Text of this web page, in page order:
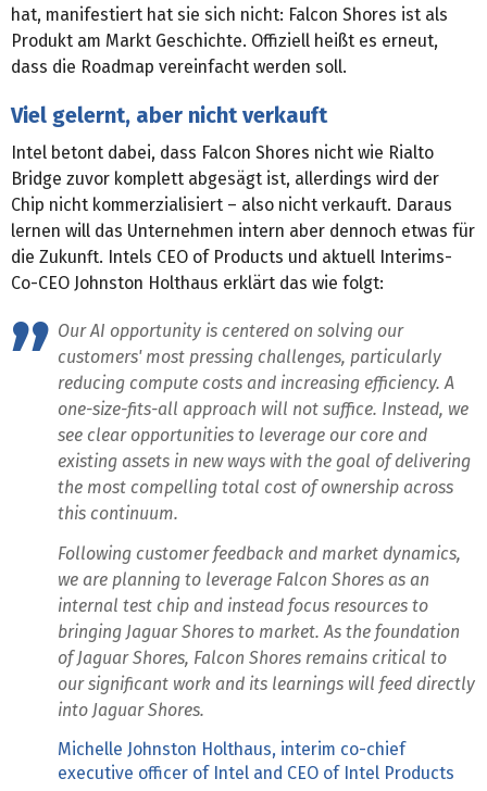
hat, manifestiert hat sie sich nicht: Falcon Shores ist als
Produkt am Markt Geschichte. Offiziell heißt es erneut,
dass die Roadmap vereinfacht werden soll.
Viel gelernt, aber nicht verkauft
Intel betont dabei, dass Falcon Shores nicht wie Rialto
Bridge zuvor komplett abgesägt ist, allerdings wird der
Chip nicht kommerzialisiert – also nicht verkauft. Daraus
lernen will das Unternehmen intern aber dennoch etwas für
die Zukunft. Intels CEO of Products und aktuell Interims-
Co-CEO Johnston Holthaus erklärt das wie folgt:
Our AI opportunity is centered on solving our
customers' most pressing challenges, particularly
reducing compute costs and increasing efficiency. A
one-size-fits-all approach will not suffice. Instead, we
see clear opportunities to leverage our core and
existing assets in new ways with the goal of delivering
the most compelling total cost of ownership across
this continuum.
Following customer feedback and market dynamics,
we are planning to leverage Falcon Shores as an
internal test chip and instead focus resources to
bringing Jaguar Shores to market. As the foundation
of Jaguar Shores, Falcon Shores remains critical to
our significant work and its learnings will feed directly
into Jaguar Shores.
Michelle Johnston Holthaus, interim co-chief
executive officer of Intel and CEO of Intel Products